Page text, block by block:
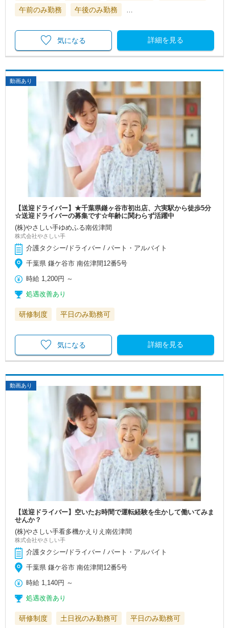
午前のみ勤務 午後のみ勤務 …
詳細を見る
気になる
動画あり
【送迎ドライバー】★千葉県鎌ヶ谷市初出店、六実駅から徒歩5分
☆送迎ドライバーの募集です☆年齢に関わらず活躍中
(株)やさしい手ゆめふる南佐津間
株式会社やさしい手
介護タクシー/ドライバー / パート・アルバイト
千葉県 鎌ケ谷市 南佐津間12番5号
時給 1,200円 ～
処遇改善あり
研修制度 平日のみ勤務可
詳細を見る
気になる
動画あり
【送迎ドライバー】空いたお時間で運転経験を生かして働いてみま
せんか？
(株)やさしい手看多機かえりえ南佐津間
株式会社やさしい手
介護タクシー/ドライバー / パート・アルバイト
千葉県 鎌ケ谷市 南佐津間12番5号
時給 1,140円 ～
処遇改善あり
研修制度 土日祝のみ勤務可 平日のみ勤務可